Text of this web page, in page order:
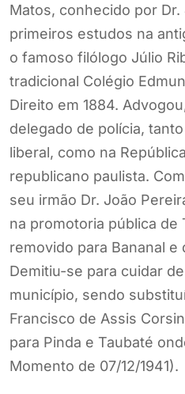
Matos, conhecido por
primeiros estudos na
o famoso filólogo Júlio
tradicional Colégio
Direito em 1884.
delegado de polícia,
liberal, como na
republicano paulista.
seu irmão Dr. João
na promotoria pública de
removido para Bananal e
Demitiu-se para cuidar
município, sendo
Francisco de Assis
para Pinda e Taubaté
Momento de 07/12/1941).